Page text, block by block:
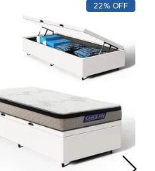
22% OFF